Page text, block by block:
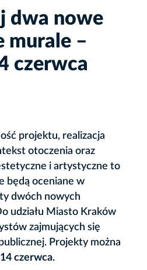
dwa nowe
murale –
czerwca
projektu, realizacja
otoczenia oraz
i artystyczne to
będą oceniane w
dwóch nowych
udziału Miasto Kraków
zajmujących się
Projekty można
14 czerwca.